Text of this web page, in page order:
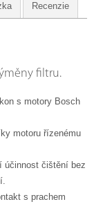
Recenzie
filtru.
s motory Bosch
motoru řízenému
účinnost čištění bez
s prachem